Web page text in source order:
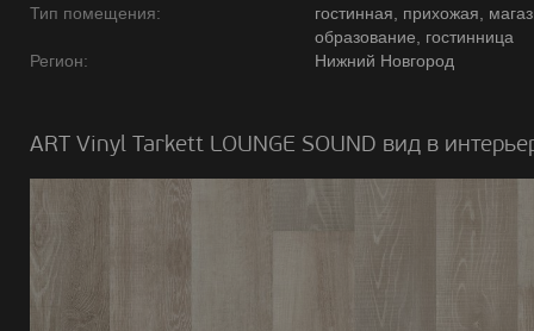
Тип помещения:
гостинная, прихожая,
образование, гостинница
Регион:
Нижний Новгород
ART Vinyl Tarkett LOUNGE SOUND вид в